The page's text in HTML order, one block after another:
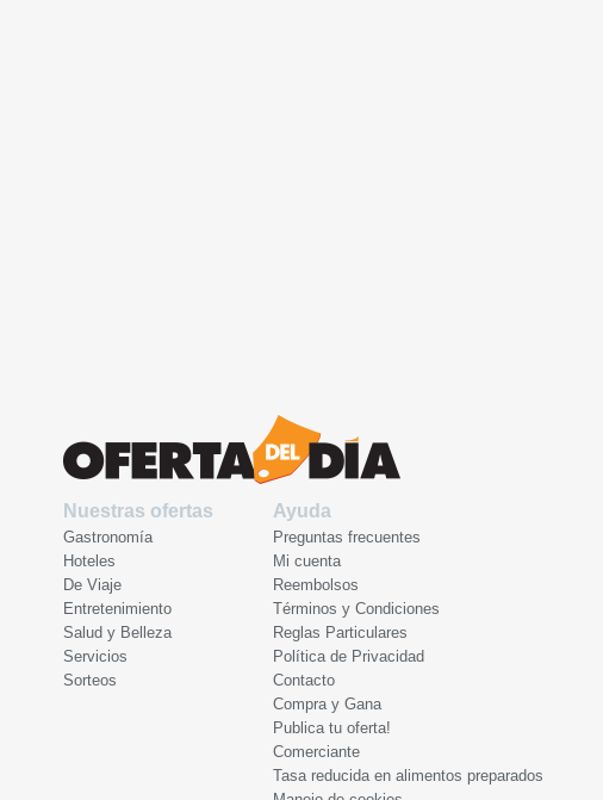
Nuestras ofertas
Gastronomía
Hoteles
De Viaje
Entretenimiento
Salud y Belleza
Servicios
Sorteos
Ayuda
Preguntas frecuentes
Mi cuenta
Reembolsos
Términos y Condiciones
Reglas Particulares
Política de Privacidad
Contacto
Compra y Gana
Publica tu oferta!
Comerciante
Tasa reducida en alimentos preparados